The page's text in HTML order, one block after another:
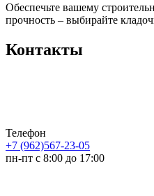
Обеспечьте вашему
прочность – выбирайте
Контакты
Телефон
+7 (962)567-23-05
пн-пт с 8:00 до 17:00